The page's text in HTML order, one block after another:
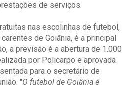
de serviços.
nas escolinhas de futebol,
de Goiânia, é a principal
a previsão é a abertura de 1.000
por Policarpo e aprovada
para o secretário de
"O futebol de Goiânia é